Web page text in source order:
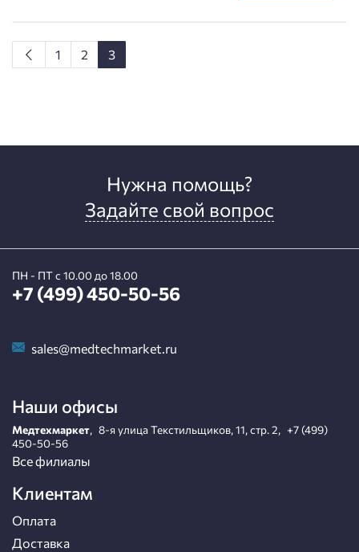
1 2 3
Нужна помощь?
Задайте свой вопрос
ПН - ПТ с 10.00 до 18.00
+7 (499) 450-50-56
sales@medtechmarket.ru
Наши офисы
Медтехмаркет, 8-я улица Текстильщиков, 11, стр. 2, +7 (499)
450-50-56
Все филиалы
Клиентам
Оплата
Доставка